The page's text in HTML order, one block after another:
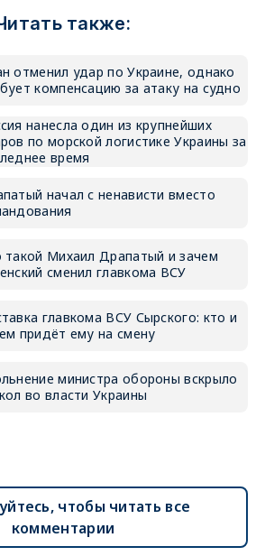
также:
отменил удар по Украине, однако
компенсацию за атаку на судно
нанесла один из крупнейших
по морской логистике Украины за
время
начал с ненависти вместо
такой Михаил Драпатый и зачем
сменил главкома ВСУ
главкома ВСУ Сырского: кто и
придёт ему на смену
министра обороны вскрыло
во власти Украины
чтобы читать все
комментарии